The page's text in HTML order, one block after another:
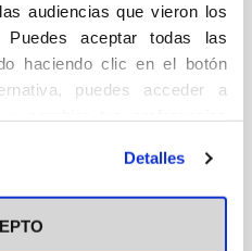
audiencias que vieron los
aceptar todas las
haciendo clic en el botón
puedes acceder a
más información puedes
Detalles
Apuntes de
legislación para